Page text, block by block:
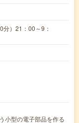
）21：00～9：
小型の電子部品を作る